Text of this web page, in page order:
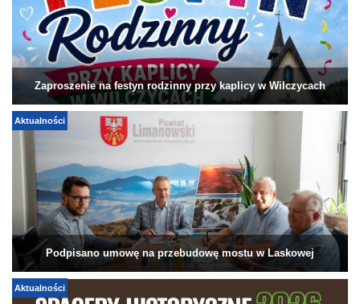
Zaproszenie na festyn rodzinny przy kaplicy w Wilczycach
Aktualności
Podpisano umowę na przebudowę mostu w Laskowej
Aktualności